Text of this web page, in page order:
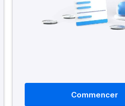
Commencer